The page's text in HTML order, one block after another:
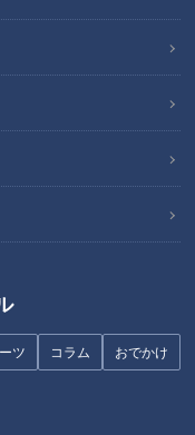
ツ コラム おでかけ
ギ「腸」の知識を総チ